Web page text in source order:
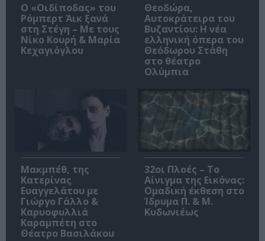
O «Οιδίποδας» του
Ρόμπερτ Άικ ξανά
στη Στέγη – Με τους
Νίκο Κουρή & Μαρία
Κεχαγιόγλου
Θεοδώρα,
Αυτοκράτειρα του
Βυζαντίου: Η νέα
ελληνική όπερα του
Θεόδωρου Στάθη
στο θέατρο
Ολύμπια
Μακμπέθ, της
Κατερίνας
Ευαγγελάτου με
Γιώργο Γάλλο &
Καρυοφυλλιά
Καραμπέτη στο
Θέατρο Βασιλάκου
32οι Πλοές – Το
Αίνιγμα της Εικόνας:
Ομαδική έκθεση στο
Ίδρυμα Π. & Μ.
Κυδωνιέως